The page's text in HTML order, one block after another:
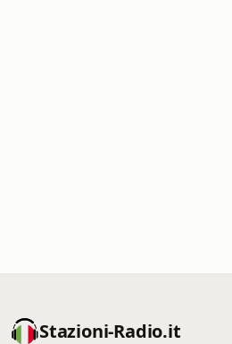
Stazioni-Radio.it